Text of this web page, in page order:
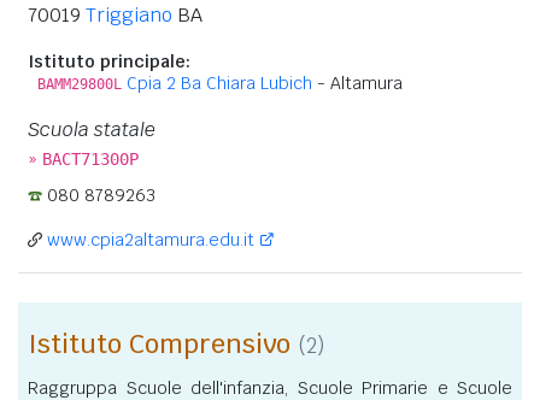
70019 Triggiano BA
Istituto principale:
BAMM29800L Cpia 2 Ba Chiara Lubich - Altamura
Scuola statale
» BACT71300P
080 8789263
www.cpia2altamura.edu.it
Istituto Comprensivo (2)
Raggruppa Scuole dell'infanzia, Scuole Primarie e Scuole